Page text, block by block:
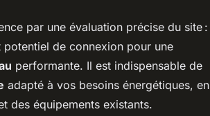
par une évaluation précise du site :
de connexion pour une
performante. Il est indispensable de
adapté à vos besoins énergétiques, en
des équipements existants.